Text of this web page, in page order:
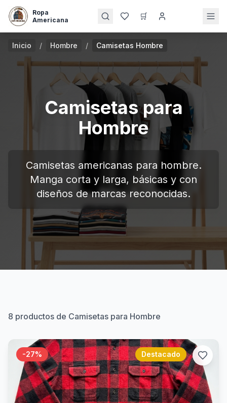
Ropa
Americana
🛒
Inicio / Hombre / Camisetas Hombre
Camisetas para
Hombre
Camisetas americanas para hombre.
Manga corta y larga, básicas y con
diseños de marcas reconocidas.
8 productos de Camisetas para Hombre
-27% Destacado